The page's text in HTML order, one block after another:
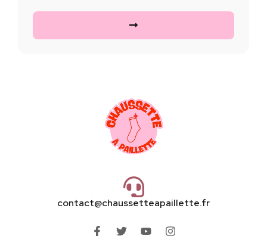
contact@chaussetteapaillette.fr